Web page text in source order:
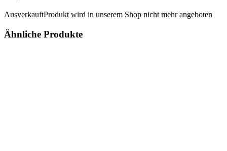
AusverkauftProdukt wird in unserem Shop nicht mehr angeboten
Ähnliche Produkte